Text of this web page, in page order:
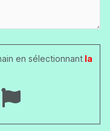
en sélectionnantla